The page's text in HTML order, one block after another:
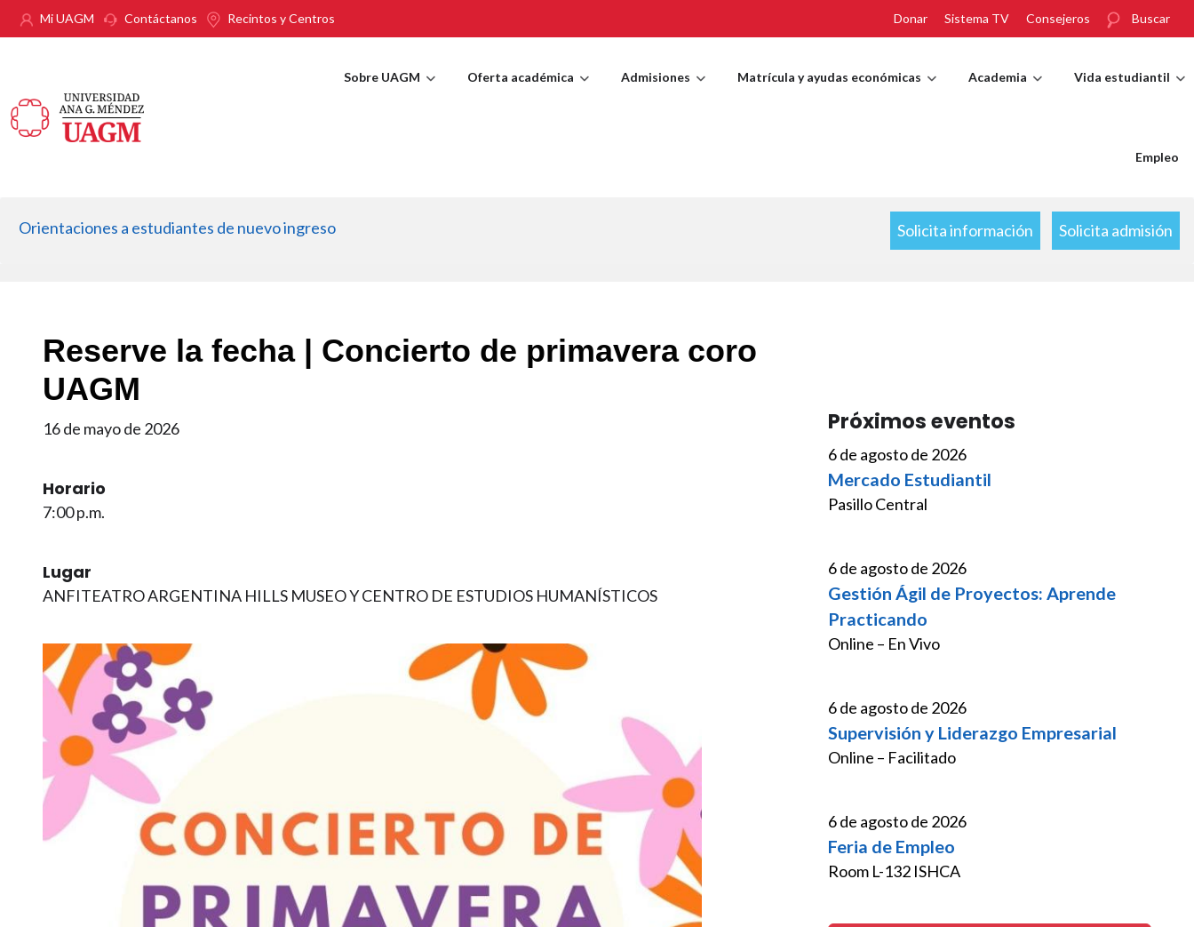
Pasar al contenido principal
Mi UAGM Contáctanos Recintos y Centros Donar Sistema TV Consejeros Buscar
Sobre UAGM Oferta académica Admisiones Matrícula y ayudas económicas Academia Vida estudiantil
Empleo
Orientaciones a estudiantes de nuevo ingreso Solicita información Solicita admisión
Reserve la fecha | Concierto de primavera coro
UAGM
16 de mayo de 2026
Horario
7:00 p.m.
Lugar
ANFITEATRO ARGENTINA HILLS MUSEO Y CENTRO DE ESTUDIOS HUMANÍSTICOS
Imagen
Próximos eventos
6 de agosto de 2026
Mercado Estudiantil
Pasillo Central
6 de agosto de 2026
Gestión Ágil de Proyectos: Aprende
Practicando
Online – En Vivo
6 de agosto de 2026
Supervisión y Liderazgo Empresarial
Online – Facilitado
6 de agosto de 2026
Feria de Empleo
Room L-132 ISHCA